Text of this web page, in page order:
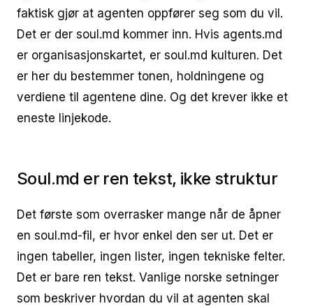
faktisk gjør at agenten oppfører seg som du vil.
Det er der soul.md kommer inn. Hvis agents.md
er organisasjonskartet, er soul.md kulturen. Det
er her du bestemmer tonen, holdningene og
verdiene til agentene dine. Og det krever ikke et
eneste linjekode.
Soul.md er ren tekst, ikke struktur
Det første som overrasker mange når de åpner
en soul.md-fil, er hvor enkel den ser ut. Det er
ingen tabeller, ingen lister, ingen tekniske felter.
Det er bare ren tekst. Vanlige norske setninger
som beskriver hvordan du vil at agenten skal